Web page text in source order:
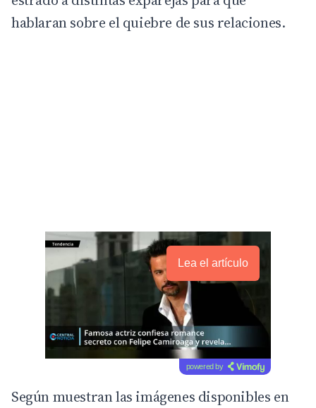
hablaran sobre el quiebre de sus relaciones.
Lea el artículo
powered by
Según muestran las imágenes disponibles en